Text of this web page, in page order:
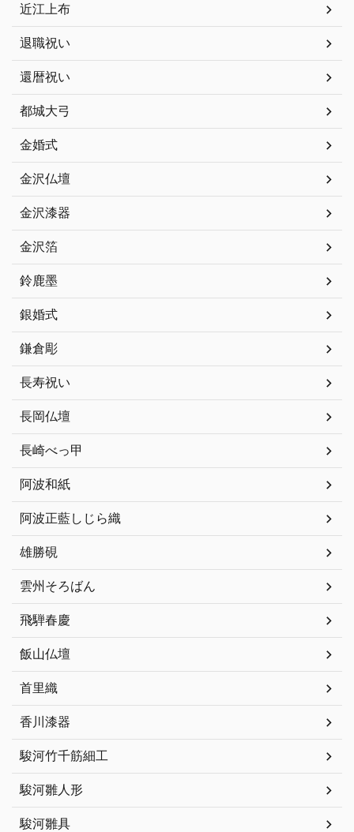
近江上布
退職祝い
還暦祝い
都城大弓
金婚式
金沢仏壇
金沢漆器
金沢箔
鈴鹿墨
銀婚式
鎌倉彫
長寿祝い
長岡仏壇
長崎べっ甲
阿波和紙
阿波正藍しじら織
雄勝硯
雲州そろばん
飛騨春慶
飯山仏壇
首里織
香川漆器
駿河竹千筋細工
駿河雛人形
駿河雛具